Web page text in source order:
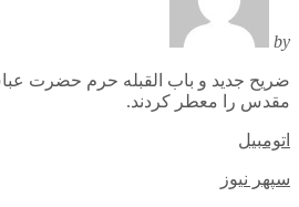
by
ضریح جدید و باب القبله حرم حضرت
مقدس را معطر کردند.
اتومبیل
سپهر نیوز